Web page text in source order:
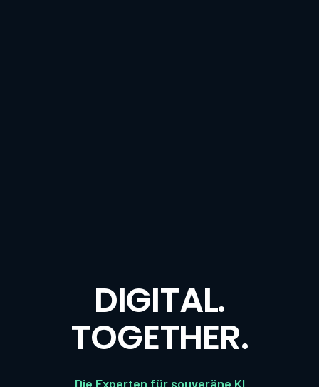
DIGITAL.
TOGETHER.
Die Experten für souveräne KI